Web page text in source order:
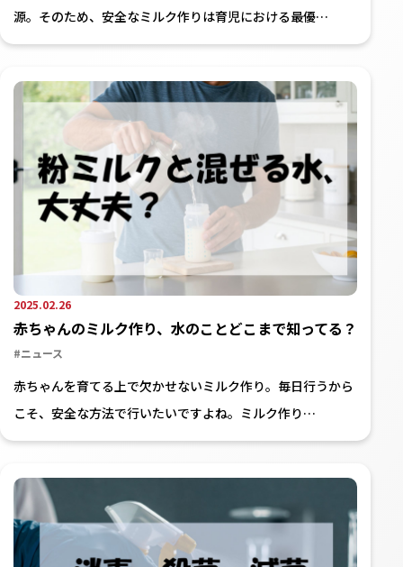
源。そのため、安全なミルク作りは育児における最優…
2025.02.26
赤ちゃんのミルク作り、水のことどこまで知ってる？
#ニュース
赤ちゃんを育てる上で欠かせないミルク作り。毎日行うから
こそ、安全な方法で行いたいですよね。ミルク作り…